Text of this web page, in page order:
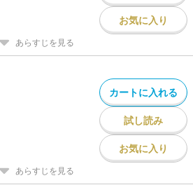
お気に入り
あらすじを見る
カートに入れる
試し読み
お気に入り
あらすじを見る